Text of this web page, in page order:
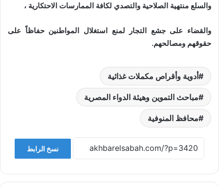
والسلع منتهية الصلاحية والتصدي لكافة الممارسات الاحتكارية ،
والقضاء على جشع التجار لمنع استغلال المواطنين حفاظاً على
حقوقهم ومصالحهم.
أدوية وأقراص مكملات غذائية
مباحث التموين وهيئة الدواء المصرية
محافظ المنوفية
نسخ الرابط